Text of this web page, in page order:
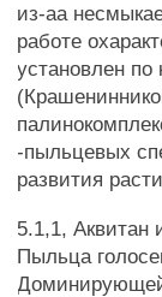
из-аа
работе
установлен
-пыльцевых
развития
5.1,1, Аквитан
Пыльца